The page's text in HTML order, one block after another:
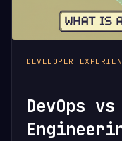
DEVELOPER
DevOps